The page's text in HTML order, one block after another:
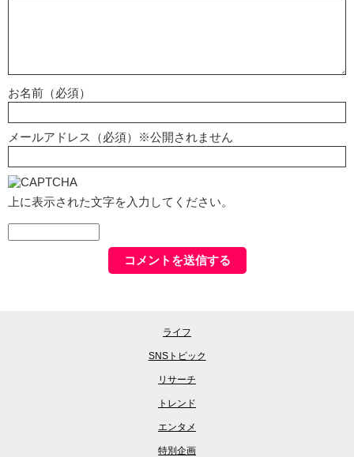
お名前（必須）
メールアドレス（必須）※公開されません
上に表示された文字を入力してください。
ライフ
SNSトピック
リサーチ
トレンド
エンタメ
特別企画